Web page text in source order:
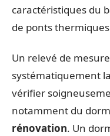
caractéristiques du
de ponts
Un relevé de
systématiquement
vérifier
notamment du
rénovation. Un